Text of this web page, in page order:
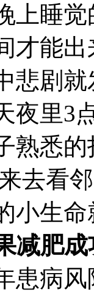
上睡
才能
悲剧
夜里3
熟悉
去看
小生
减肥成
病风